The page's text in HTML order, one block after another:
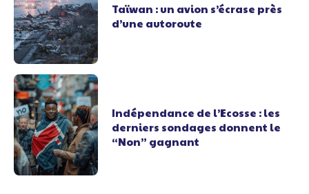
Taïwan : un avion s’écrase près
d’une autoroute
Indépendance de l’Ecosse : les
derniers sondages donnent le
“Non” gagnant